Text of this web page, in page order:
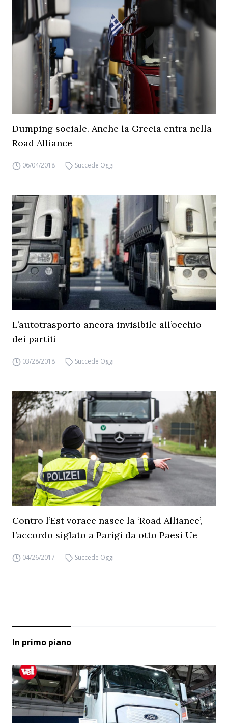
Dumping sociale. Anche la Grecia entra nella
Road Alliance
06/04/2018 Succede Oggi
L’autotrasporto ancora invisibile all’occhio
dei partiti
03/28/2018 Succede Oggi
Contro l’Est vorace nasce la ‘Road Alliance’,
l’accordo siglato a Parigi da otto Paesi Ue
04/26/2017 Succede Oggi
In primo piano